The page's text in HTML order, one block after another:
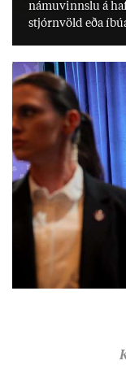
námu­vinnslu á
stjórn­völd eða